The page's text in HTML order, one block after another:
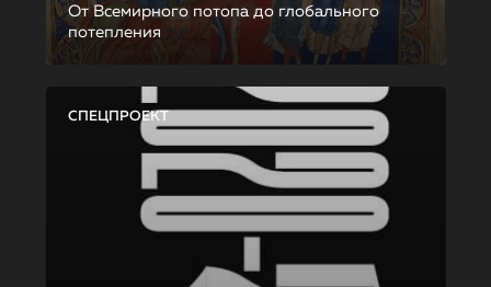
От Всемирного потопа до глобального
потепления
СПЕЦПРОЕКТ